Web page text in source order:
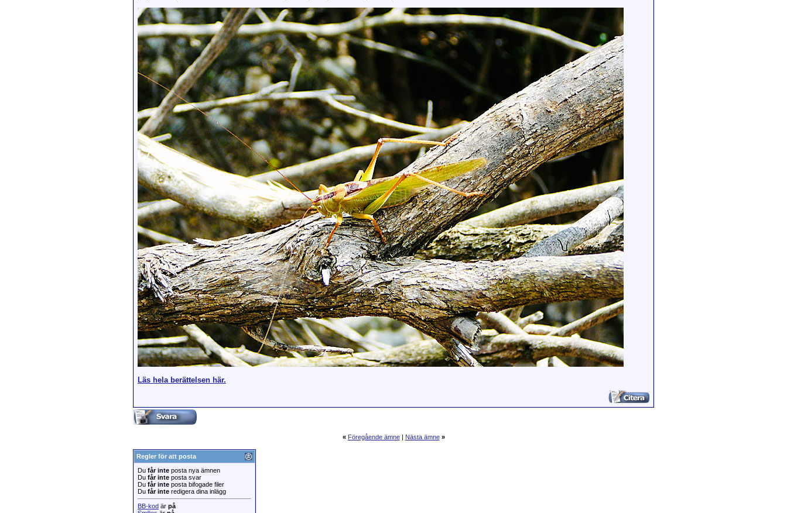
Läs hela berättelsen här.
« Föregående ämne| Nästa ämne »
Regler för att posta
Du får inte posta nya ämnen
Du får inte posta svar
Du får inte posta bifogade filer
Du får inte redigera dina inlägg
BB-kod är på